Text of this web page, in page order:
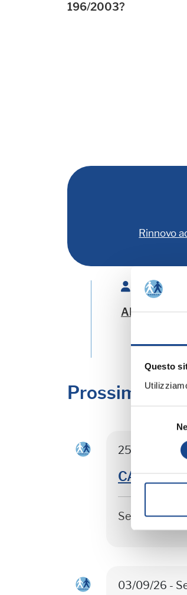
Questo
196/2003?
Rinnovo
Relatore:
Prossimi
25/08/26 -
CASTEL
Seminario di
03/09/26 -